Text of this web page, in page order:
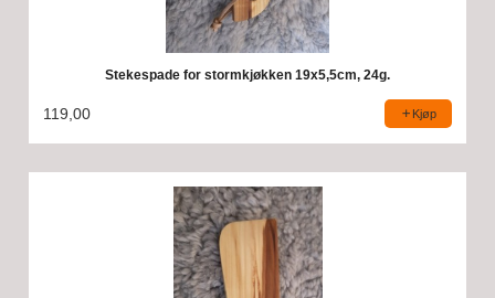
Stekespade for stormkjøkken 19x5,5cm, 24g.
119,00 Kjøp